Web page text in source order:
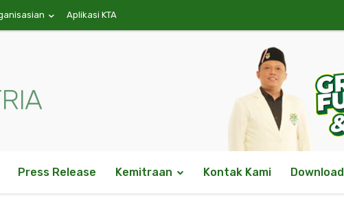
Aplikasi KTA
Press Release Kemitraan Kontak Kami Download